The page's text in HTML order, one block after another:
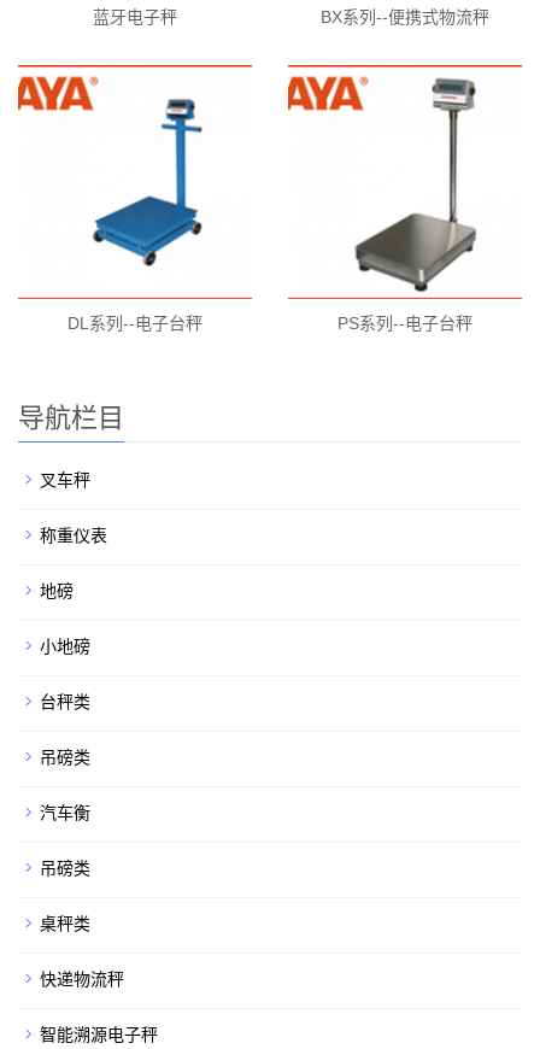
蓝牙电子秤 BX系列--便携式物流秤
DL系列--电子台秤 PS系列--电子台秤
导航栏目
叉车秤
称重仪表
地磅
小地磅
台秤类
吊磅类
汽车衡
吊磅类
桌秤类
快递物流秤
智能溯源电子秤